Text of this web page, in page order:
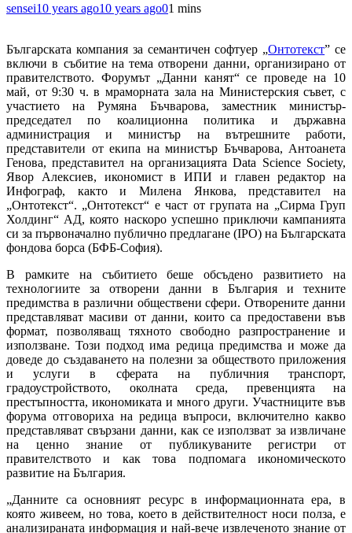
sensei10 years ago10 years ago01 mins
Българската компания за семантичен софтуер „Онтотекст” се
включи в събитие на тема отворени данни, организирано от
правителството. Форумът „Данни канят“ се проведе на 10
май, от 9:30 ч. в мраморната зала на Министерския съвет, с
участието на Румяна Бъчварова, заместник министър-
председател по коалиционна политика и държавна
администрация и министър на вътрешните работи,
представители от екипа на министър Бъчварова, Антоанета
Генова, представител на организацията Data Science Society,
Явор Алексиев, икономист в ИПИ и главен редактор на
Инфограф, както и Милена Янкова, представител на
„Онтотекст“. „Онтотекст“ е част от групата на „Сирма Груп
Холдинг“ АД, която наскоро успешно приключи кампанията
си за първоначално публично предлагане (IPO) на Българската
фондова борса (БФБ-София).
В рамките на събитието беше обсъдено развитието на
технологиите за отворени данни в България и техните
предимства в различни обществени сфери. Отворените данни
представляват масиви от данни, които са предоставени във
формат, позволяващ тяхното свободно разпространение и
използване. Този подход има редица предимства и може да
доведе до създаването на полезни за обществото приложения
и услуги в сферата на публичния транспорт,
градоустройството, околната среда, превенцията на
престъпността, икономиката и много други. Участниците във
форума отговориха на редица въпроси, включително какво
представляват свързани данни, как се използват за извличане
на ценно знание от публикуваните регистри от
правителството и как това подпомага икономическото
развитие на България.
„Данните са основният ресурс в информационната ера, в
която живеем, но това, което в действителност носи полза, е
анализираната информация и най-вече извлеченото знание от